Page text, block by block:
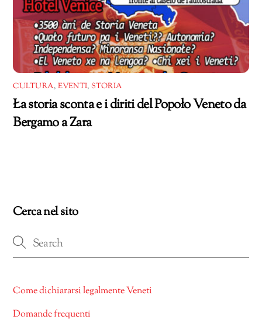
CULTURA, EVENTI, STORIA
Ła storia sconta e i diriti del Popoło Veneto da
Bergamo a Zara
Cerca nel sito
Come dichiararsi legalmente Veneti
Domande frequenti